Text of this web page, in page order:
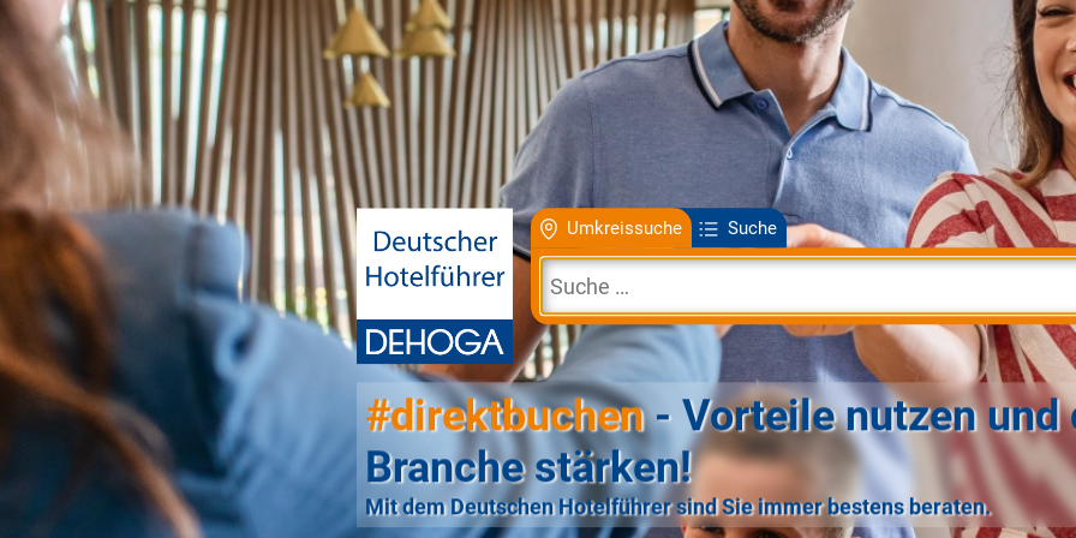
Umkreissuche Suche
#direktbuchen- Vorteile nutzen und
Branche stärken!
Mit dem Deutschen Hotelführer sind Sie immer bestens beraten.